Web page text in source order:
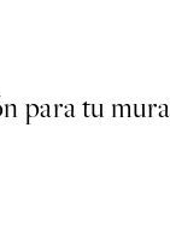
para tu